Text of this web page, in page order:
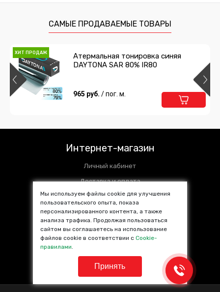
597 руб./ пог. м.
Пленка декоративная Шахматные
597 руб./ пог. м.
В корзину
597 руб./ пог. м.
В корзину
Подробнее
Пленка декоративная Вихри черная
597 руб./ пог. м.
Пленка Стерео
САМЫЕ ПРОДАВАЕМЫЕ ТОВАРЫ
ХИТ ПРОДАЖ
Атермальная тонировка синяя
DAYTONA SAR 80% IR80
965 руб. / пог. м.
Интернет-магазин
Личный кабинет
Доставка и оплата
Установочные центры
Контакты
SALE %
Популярные товары
Мы используем файлы cookie для улучшения
пользовательского опыта, показа
персонализированного контента, а также
анализа трафика. Продолжая пользоваться
сайтом вы соглашаетесь на использование
файлов cookie в соответствии сCookie-
правилами.
Принять